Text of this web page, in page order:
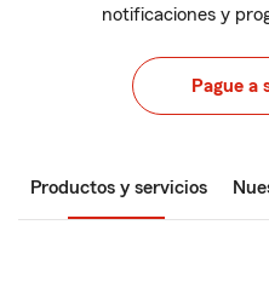
notificaciones y
Pague a
Productos y servicios